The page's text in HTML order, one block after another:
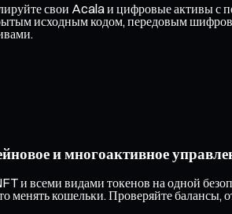
свои Acala и цифровые активы с
исходным кодом, передовым
и многоактивное
и всеми видами токенов на одной
менять кошельки. Проверяйте балансы,